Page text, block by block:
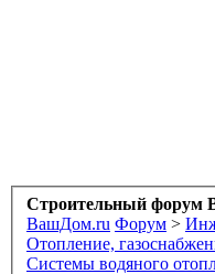
Строительный форум
ВашДом.ru Форум >
Отопление,
Системы водяного